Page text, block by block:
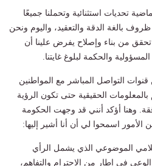
تحديات استثنائية وتحملنا جميعًا
بالغة الدقة والتعقيد، واليوم ونحن
من بناء وإصلاح يفرض علينا أن
والحكمة لبلوغ غايتنا.
التواصل المباشر مع المواطنين
بالمعلومات الحقيقية حتى تكون الرؤية
وهنا أؤكد أنني قد وجهت الحكومة
اسمحوا لي أن أنا أشير إليها:
الموضوعي الذي يشمل الرأي
الوعي في إطار من الاحترام والتفاهم،